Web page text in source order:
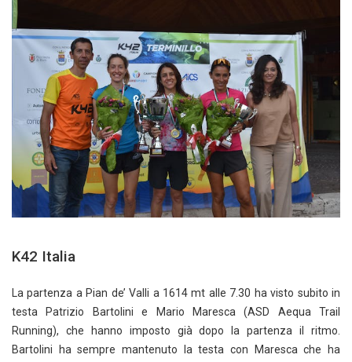
K42 Italia
La partenza a Pian de’ Valli a 1614 mt alle 7.30 ha visto subito in
testa Patrizio Bartolini e Mario Maresca (ASD Aequa Trail
Running), che hanno imposto già dopo la partenza il ritmo.
Bartolini ha sempre mantenuto la testa con Maresca che ha